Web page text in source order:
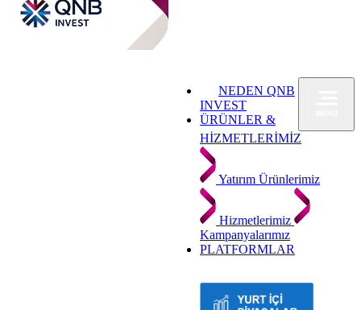
NEDEN QNB
INVEST
ÜRÜNLER &
HİZMETLERİMİZ
Yatırım Ürünlerimiz
Hizmetlerimiz
Kampanyalarımız
PLATFORMLAR